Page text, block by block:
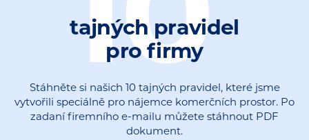
tajných pravidel
pro firmy
Stáhněte si našich 10 tajných pravidel, které jsme
vytvořili speciálně pro nájemce komerčních prostor. Po
zadaní firemního e-mailu můžete stáhnout PDF
dokument.